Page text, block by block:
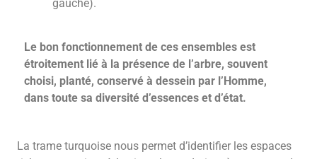
gauche).
Le bon fonctionnement de ces ensembles est
étroitement lié à la présence de l’arbre, souvent
choisi, planté, conservé à dessein par l’Homme,
dans toute sa diversité d’essences et d’état.
La trame turquoise nous permet d’identifier les espaces